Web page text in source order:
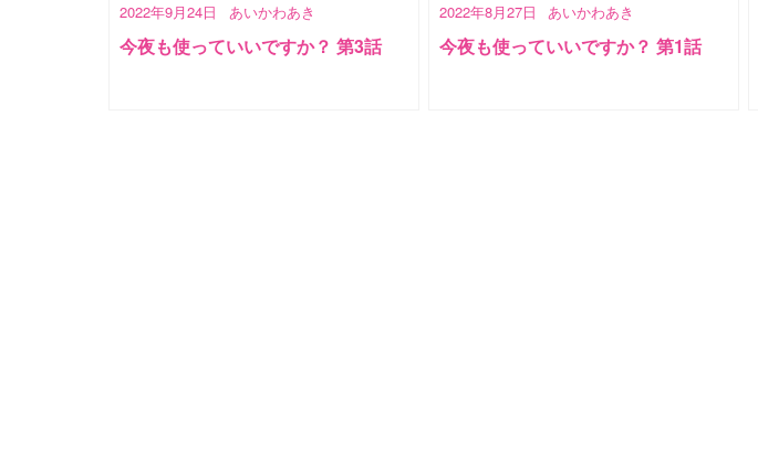
2022年9月24日 あいかわあき
今夜も使っていいですか？ 第3話
2022年8月27日 あいかわあき
今夜も使っていいですか？ 第1話